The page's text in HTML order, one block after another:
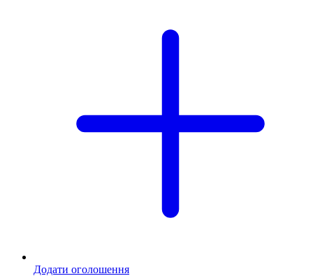
Додати оголошення